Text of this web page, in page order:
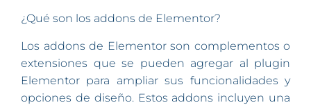
¿Qué son los addons de Elementor?
Los addons de Elementor son complementos o
extensiones que se pueden agregar al plugin
Elementor para ampliar sus funcionalidades y
opciones de diseño. Estos addons incluyen una